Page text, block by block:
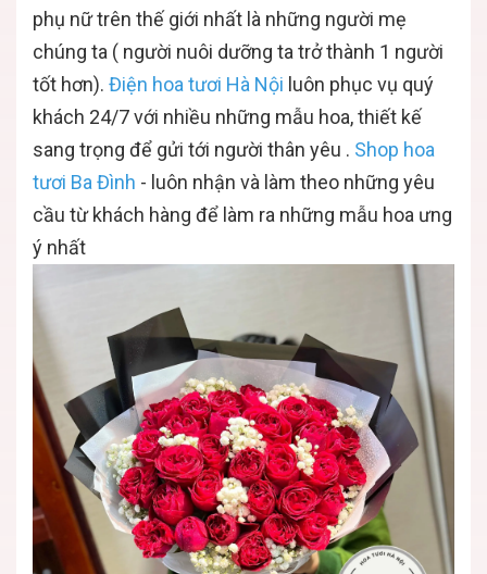
phụ nữ trên thế giới nhất là những người mẹ
chúng ta ( người nuôi dưỡng ta trở thành 1 người
tốt hơn). Điện hoa tươi Hà Nội luôn phục vụ quý
khách 24/7 với nhiều những mẫu hoa, thiết kế
sang trọng để gửi tới người thân yêu . Shop hoa
tươi Ba Đình - luôn nhận và làm theo những yêu
cầu từ khách hàng để làm ra những mẫu hoa ưng
ý nhất